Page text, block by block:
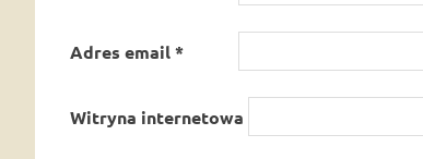
Adres email*
Witryna internetowa